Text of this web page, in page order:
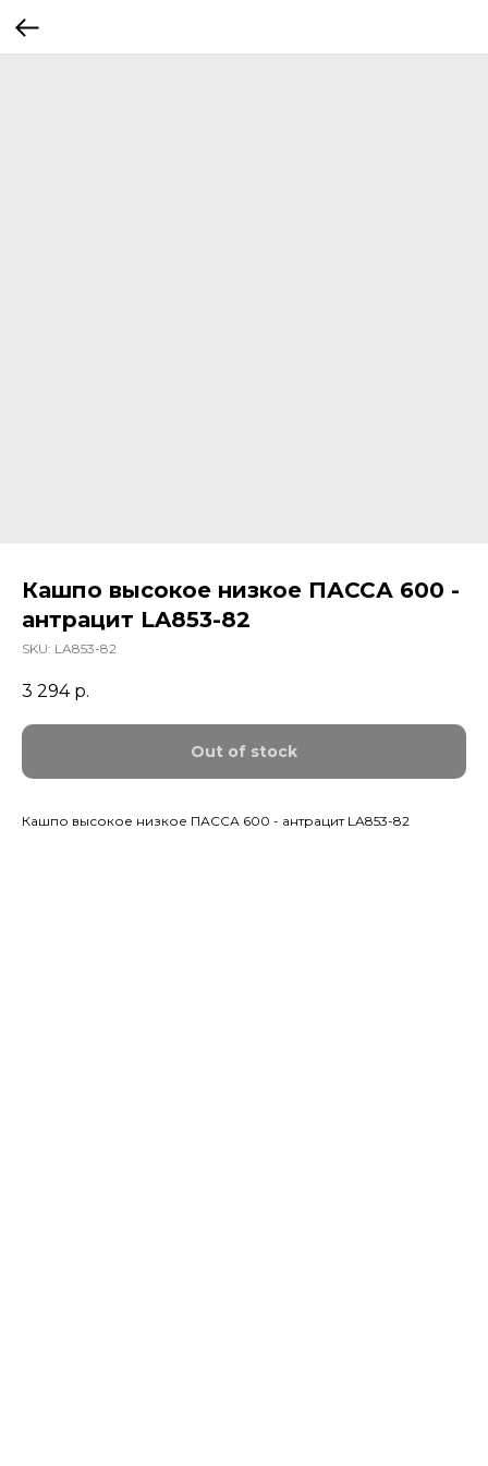
Кашпо высокое низкое ПАССА 600 -
антрацит LA853-82
SKU: LA853-82
3 294 р.
Out of stock
Кашпо высокое низкое ПАССА 600 - антрацит LA853-82